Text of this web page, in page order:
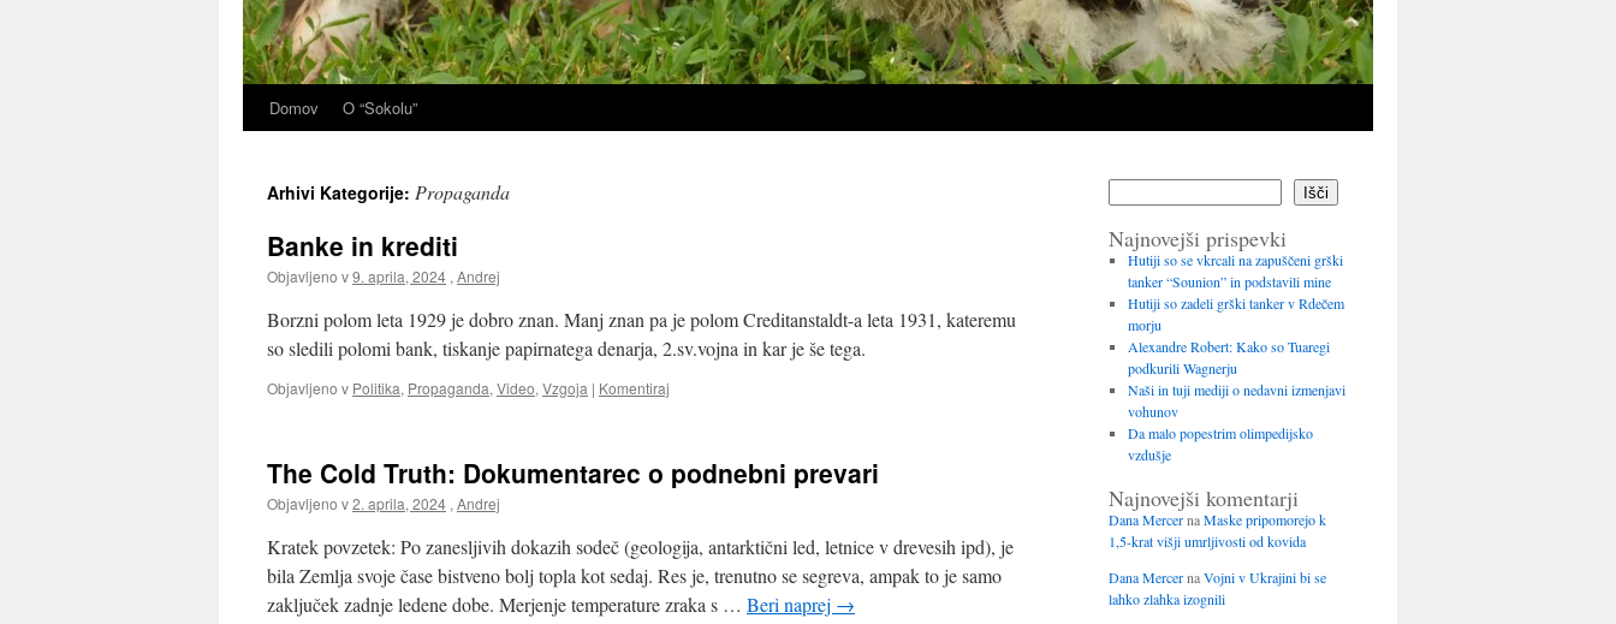
Domov O “Sokolu”
Arhivi Kategorije: Propaganda
Banke in krediti
Objavljeno v9. aprila, 2024 , Andrej
Borzni polom leta 1929 je dobro znan. Manj znan pa je polom Creditanstaldt-a leta 1931, kateremu
so sledili polomi bank, tiskanje papirnatega denarja, 2.sv.vojna in kar je še tega.
Objavljeno v Politika, Propaganda, Video, Vzgoja | Komentiraj
The Cold Truth: Dokumentarec o podnebni prevari
Objavljeno v2. aprila, 2024 , Andrej
Kratek povzetek: Po zanesljivih dokazih sodeč (geologija, antarktični led, letnice v drevesih ipd), je
bila Zemlja svoje čase bistveno bolj topla kot sedaj. Res je, trenutno se segreva, ampak to je samo
zaključek zadnje ledene dobe. Merjenje temperature zraka s … Beri naprej →
Išči
Najnovejši prispevki
Hutiji so se vkrcali na zapuščeni grški
tanker “Sounion” in podstavili mine
Hutiji so zadeli grški tanker v Rdečem
morju
Alexandre Robert: Kako so Tuaregi
podkurili Wagnerju
Naši in tuji mediji o nedavni izmenjavi
vohunov
Da malo popestrim olimpedijsko
vzdušje
Najnovejši komentarji
Dana MercernaMaske pripomorejo k
1,5-krat višji umrljivosti od kovida
Dana MercernaVojni v Ukrajini bi se
lahko zlahka izognili